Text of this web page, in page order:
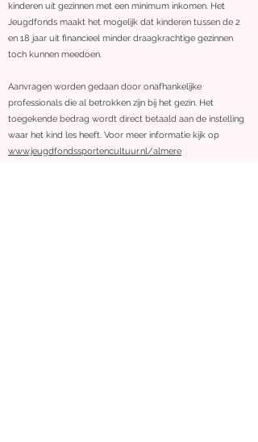
kinderen uit gezinnen met een minimum inkomen. Het
Jeugdfonds maakt het mogelijk dat kinderen tussen de 2
en 18 jaar uit financieel minder draagkrachtige gezinnen
toch kunnen meedoen.
Aanvragen worden gedaan door onafhankelijke
professionals die al betrokken zijn bij het gezin. Het
toegekende bedrag wordt direct betaald aan de instelling
waar het kind les heeft. Voor meer informatie kijk op
www.jeugdfondssportencultuur.nl/almere